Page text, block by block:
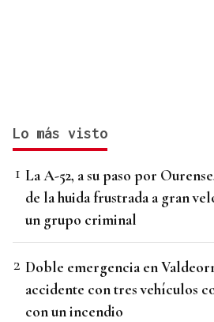
Lo más visto
La A-52, a su paso por
de la huida frustrada a gran
un grupo criminal
Doble emergencia en
accidente con tres vehículos
con un incendio